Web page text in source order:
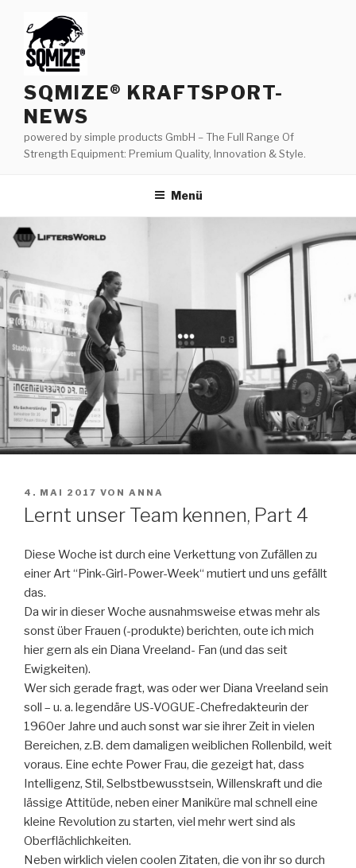
Inhalt
springen
SQMIZE® KRAFTSPORT-
NEWS
powered by simple products GmbH – The Full Range Of
Strength Equipment: Premium Quality, Innovation & Style.
Menü
VERÖFFENTLICHT
AM
4. MAI 2017 VON ANNA
Lernt unser Team kennen, Part 4
Diese Woche ist durch eine Verkettung von Zufällen zu
einer Art “Pink-Girl-Power-Week“ mutiert und uns gefällt
das.
Da wir in dieser Woche ausnahmsweise etwas mehr als
sonst über Frauen (-produkte) berichten, oute ich mich
hier gern als ein Diana Vreeland- Fan (und das seit
Ewigkeiten).
Wer sich gerade fragt, was oder wer Diana Vreeland sein
soll – u. a. legendäre US-VOGUE-Chefredakteurin der
1960er Jahre und auch sonst war sie ihrer Zeit in vielen
Bereichen, z.B. dem damaligen weiblichen Rollenbild, weit
voraus. Eine echte Power Frau, die gezeigt hat, dass
Intelligenz, Stil, Selbstbewusstsein, Willenskraft und die
lässige Attitüde, neben einer Maniküre mal schnell eine
kleine Revolution zu starten, viel mehr wert sind als
Oberflächlichkeiten.
Neben wirklich vielen coolen Zitaten, die von ihr so durch